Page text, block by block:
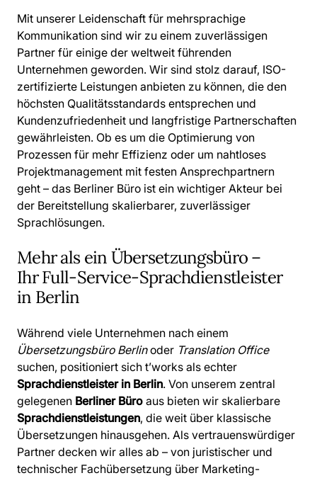
Mit unserer Leidenschaft für mehrsprachige
Kommunikation sind wir zu einem zuverlässigen
Partner für einige der weltweit führenden
Unternehmen geworden. Wir sind stolz darauf, ISO-
zertifizierte Leistungen anbieten zu können, die den
höchsten Qualitätsstandards entsprechen und
Kundenzufriedenheit und langfristige Partnerschaften
gewährleisten. Ob es um die Optimierung von
Prozessen für mehr Effizienz oder um nahtloses
Projektmanagement mit festen Ansprechpartnern
geht – das Berliner Büro ist ein wichtiger Akteur bei
der Bereitstellung skalierbarer, zuverlässiger
Sprachlösungen.
Mehr als ein Übersetzungsbüro –
Ihr Full-Service-Sprachdienstleister
in Berlin
Während viele Unternehmen nach einem
Übersetzungsbüro Berlinoder Translation Office
suchen, positioniert sich t’works als echter
Sprachdienstleister in Berlin. Von unserem zentral
gelegenen Berliner Büro aus bieten wir skalierbare
Sprachdienstleistungen, die weit über klassische
Übersetzungen hinausgehen. Als vertrauenswürdiger
Partner decken wir alles ab – von juristischer und
technischer Fachübersetzung über Marketing-